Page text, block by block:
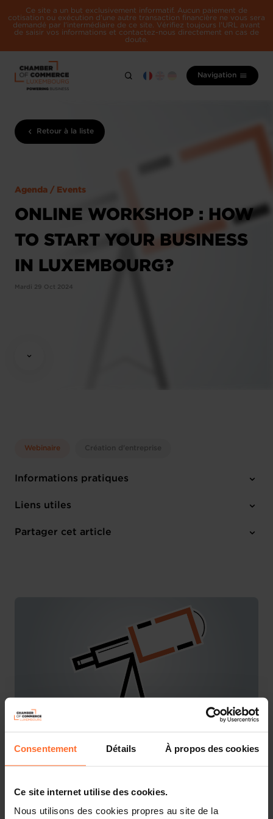
Consentement Détails À propos des cookies
Ce site internet utilise des cookies.
Nous utilisons des cookies propres au site de la
Ce site a un but exclusivement informatif. Aucun paiement de
cotisation ou exécution d'une autre transaction financière ne vous sera
demandé par l'intermédiaire de ce site. Vérifiez toujours l'URL avant
de saisir vos informations et contactez-nous directement en cas de
doute.
Navigation
Retour à la liste
Agenda / Events
ONLINE WORKSHOP : HOW
TO START YOUR BUSINESS
IN LUXEMBOURG?
Mardi 29 Oct 2024
Webinaire Création d'entreprise
Informations pratiques
Mardi 29 Oct 2024
Online Workshop
Liens utiles
M'inscrire
Partager cet article
You are starting a business from scratch or buying an
existing one in Luxembourg? Let’s get guided by the
point of contact for entrepreneurs.